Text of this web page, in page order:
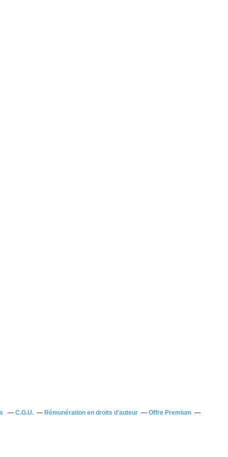
C.G.U. Rémunération en droits d'auteur
Offre Premium